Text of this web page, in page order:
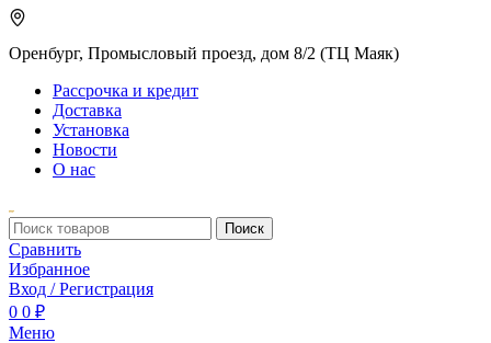
Оренбург, Промысловый проезд, дом 8/2 (ТЦ Маяк)
Рассрочка и кредит
Доставка
Установка
Новости
О нас
Поиск
Сравнить
Избранное
Вход / Регистрация
0 0 ₽
Меню